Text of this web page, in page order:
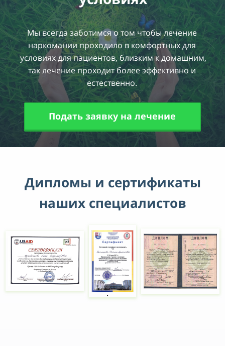
20
21
22
23
42
43
44
45
46
47
49
50
51
52
53
54
36
37
38
39
40
41
42
43
44
45
46
47
48
Мы всегда заботимся о том чтобы лечение
наркомании проходило в комфортных для
условиях для пациентов, близким к домашним,
так лечение проходит более эффективно и
естественно.
Подать заявку на лечение
Дипломы и сертификаты
наших специалистов